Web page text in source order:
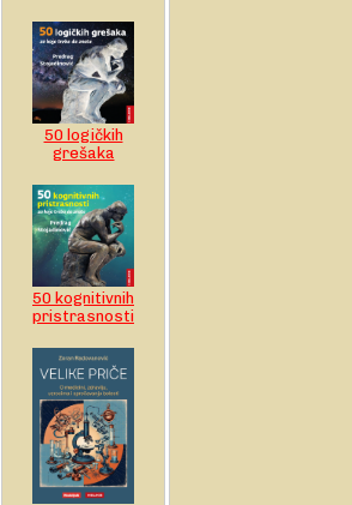
50 logičkih
grešaka
50 kognitivnih
pristrasnosti